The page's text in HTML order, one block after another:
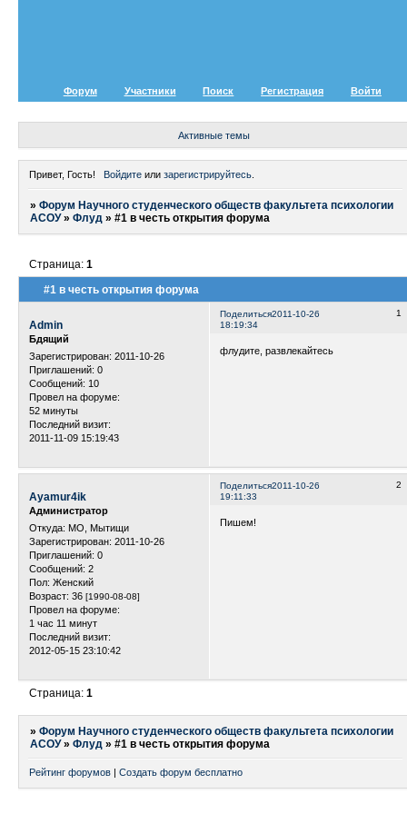
Форум Участники Поиск Регистрация Войти
Активные темы
Привет, Гость! Войдитеили зарегистрируйтесь.
»Форум Научного студенческого обществ факультета психологии
АСОУ »Флуд »#1 в честь открытия форума
#1 в честь открытия форума
Страница:1
Поделиться 1
2011-10-26
18:19:34
Admin
Бдящий
Зарегистрирован: 2011-10-26
Приглашений: 0
Сообщений: 10
Провел на форуме:
52 минуты
Последний визит:
2011-11-09 15:19:43
флудите, развлекайтесь
Поделиться 2
2011-10-26
19:11:33
Ayamur4ik
Администратор
Откуда: МО, Мытищи
Зарегистрирован: 2011-10-26
Приглашений: 0
Сообщений: 2
Пол: Женский
Возраст: 36 [1990-08-08]
Провел на форуме:
1 час 11 минут
Последний визит:
2012-05-15 23:10:42
Пишем!
Страница:1
»Форум Научного студенческого обществ факультета психологии
АСОУ »Флуд »#1 в честь открытия форума
Рейтинг форумов Создать форум бесплатно